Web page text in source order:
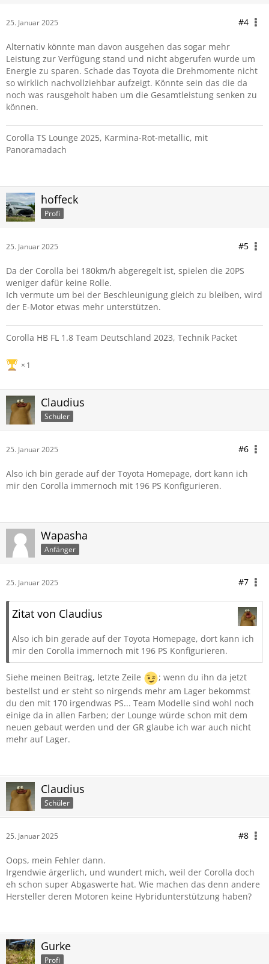
25. Januar 2025 #4
Alternativ könnte man davon ausgehen das sogar mehr
Leistung zur Verfügung stand und nicht abgerufen wurde um
Energie zu sparen. Schade das Toyota die Drehmomente nicht
so wirklich nachvollziehbar aufzeigt. Könnte sein das die da
noch was rausgeholt haben um die Gesamtleistung senken zu
können.
Corolla TS Lounge 2025, Karmina-Rot-metallic, mit
Panoramadach
hoffeck
Profi
25. Januar 2025 #5
Da der Corolla bei 180km/h abgeregelt ist, spielen die 20PS
weniger dafür keine Rolle.
Ich vermute um bei der Beschleunigung gleich zu bleiben, wird
der E-Motor etwas mehr unterstützen.
Corolla HB FL 1.8 Team Deutschland 2023, Technik Packet
1
Claudius
Schüler
25. Januar 2025 #6
Also ich bin gerade auf der Toyota Homepage, dort kann ich
mir den Corolla immernoch mit 196 PS Konfigurieren.
Wapasha
Anfänger
25. Januar 2025 #7
Zitat von Claudius
Also ich bin gerade auf der Toyota Homepage, dort kann ich
mir den Corolla immernoch mit 196 PS Konfigurieren.
Siehe meinen Beitrag, letzte Zeile
; wenn du ihn da jetzt
bestellst und er steht so nirgends mehr am Lager bekommst
du den mit 170 irgendwas PS... Team Modelle sind wohl noch
einige da in allen Farben; der Lounge würde schon mit dem
neuen gebaut werden und der GR glaube ich war auch nicht
mehr auf Lager.
Claudius
Schüler
25. Januar 2025 #8
Oops, mein Fehler dann.
Irgendwie ärgerlich, und wundert mich, weil der Corolla doch
eh schon super Abgaswerte hat. Wie machen das denn andere
Hersteller deren Motoren keine Hybridunterstützung haben?
Gurke
Profi